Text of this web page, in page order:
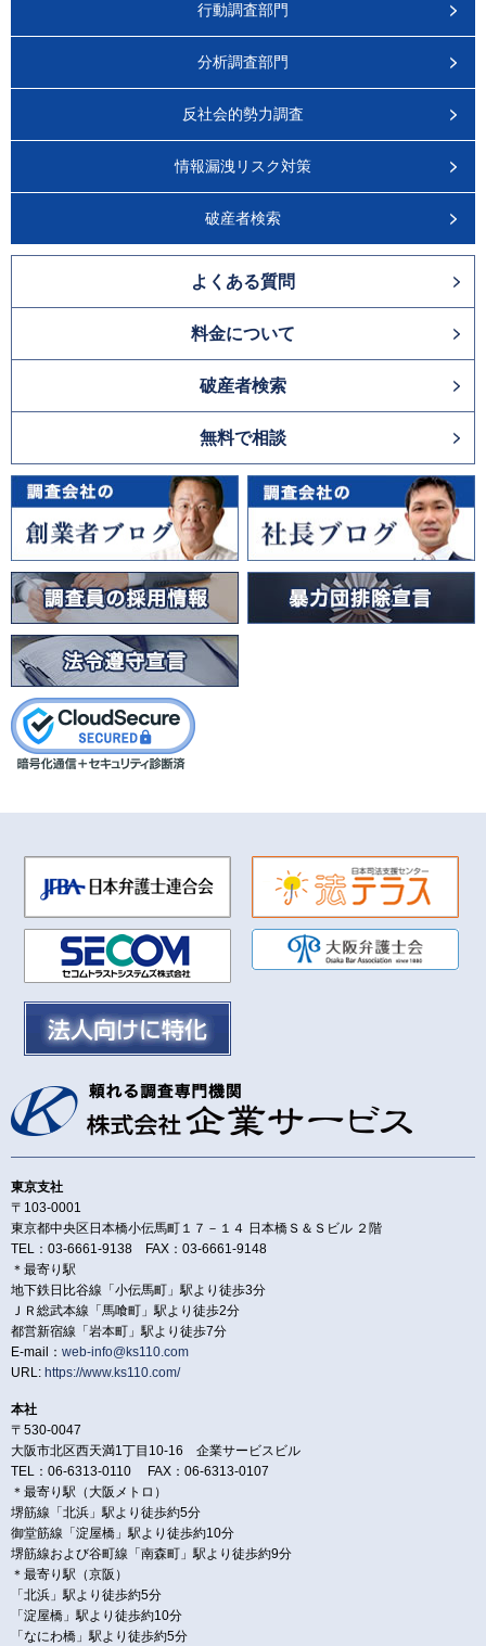
行動調査部門
分析調査部門
反社会的勢力調査
情報漏洩リスク対策
破産者検索
よくある質問
料金について
破産者検索
無料で相談
東京支社
〒103-0001
東京都中央区日本橋小伝馬町１７－１４ 日本橋Ｓ＆Ｓビル ２階
TEL：03-6661-9138 FAX：03-6661-9148
＊最寄り駅
地下鉄日比谷線「小伝馬町」駅より徒歩3分
ＪＲ総武本線「馬喰町」駅より徒歩2分
都営新宿線「岩本町」駅より徒歩7分
E-mail： web-info@ks110.com
URL: https://www.ks110.com/
本社
〒530-0047
大阪市北区西天満1丁目10-16 企業サービスビル
TEL：06-6313-0110 FAX：06-6313-0107
＊最寄り駅（大阪メトロ）
堺筋線「北浜」駅より徒歩約5分
御堂筋線「淀屋橋」駅より徒歩約10分
堺筋線および谷町線「南森町」駅より徒歩約9分
＊最寄り駅（京阪）
「北浜」駅より徒歩約5分
「淀屋橋」駅より徒歩約10分
「なにわ橋」駅より徒歩約5分